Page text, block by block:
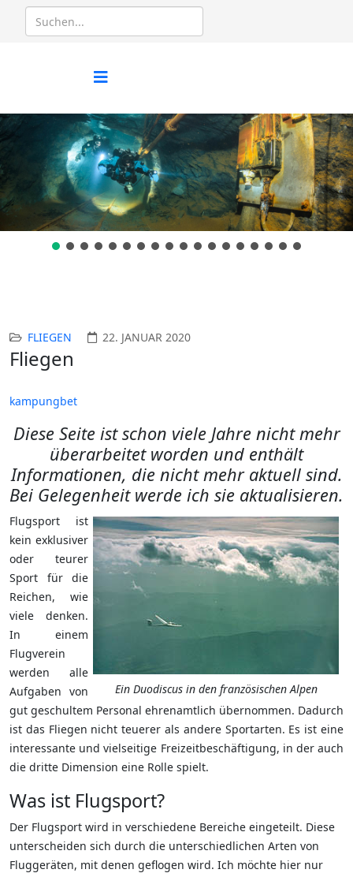
FLIEGEN 22. JANUAR 2020
Fliegen
kampungbet
Diese Seite ist schon viele Jahre nicht mehr
überarbeitet worden und enthält
Informationen, die nicht mehr aktuell sind.
Bei Gelegenheit werde ich sie aktualisieren.
Ein Duodiscus in den französischen Alpen
Flugsport ist
kein exklusiver
oder teurer
Sport für die
Reichen, wie
viele denken.
In einem
Flugverein
werden alle
Aufgaben von
gut geschultem Personal ehrenamtlich übernommen. Dadurch
ist das Fliegen nicht teuerer als andere Sportarten. Es ist eine
interessante und vielseitige Freizeitbeschäftigung, in der auch
die dritte Dimension eine Rolle spielt.
Was ist Flugsport?
Der Flugsport wird in verschiedene Bereiche eingeteilt. Diese
unterscheiden sich durch die unterschiedlichen Arten von
Fluggeräten, mit denen geflogen wird. Ich möchte hier nur